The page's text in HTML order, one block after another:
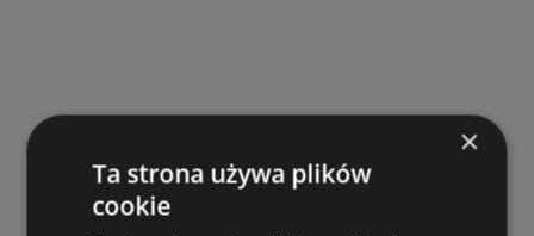
×
Ta strona używa plików
cookie